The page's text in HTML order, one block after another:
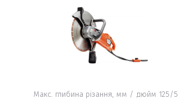
Макс. глибина різання, мм / дюйм 125/5